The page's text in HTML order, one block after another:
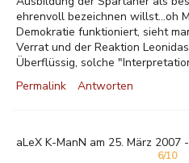
ehrenvoll bezeichnen willst...oh
Demokratie funktioniert, sieht
Verrat und der Reaktion
Überflüssig, solche
Permalink
Antworten
aLeX K-ManN am 25. März 2007
6/10